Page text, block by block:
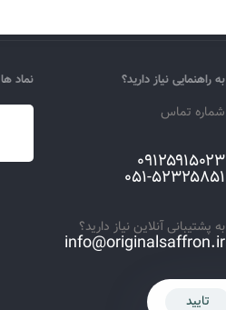
به راهنمایی نیاز دارید؟
شماره تماس
۰۹۱۲۵۹۱۵۰۲۳
۰۵۱-۵۲۳۲۵۸۵۱
به پشتیبانی آنلاین نیاز دارید؟
info@originalsaffron.ir
نماد ها
تایید